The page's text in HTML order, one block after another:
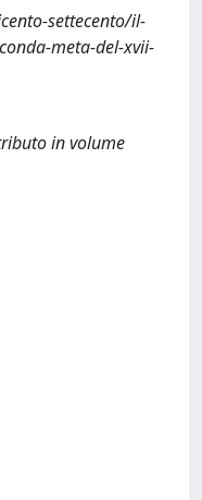
settecento/il-
meta-del-xvii-
in volume